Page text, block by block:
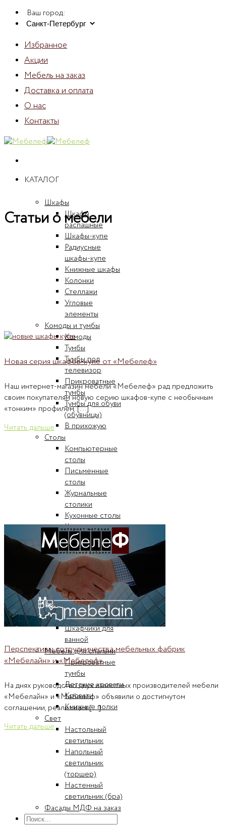
Skip
Ваш город:
Избранное
Акции
Мебель на заказ
Доставка и оплата
О нас
Контакты
КАТАЛОГ
Шкафы
Шкафы
распашные
Шкафы-купе
Радиусные
шкафы-купе
Книжные шкафы
Колонки
Стеллажи
Угловые
элементы
Комоды и тумбы
Комоды
Тумбы
Тумбы под
телевизор
Прикроватные
тумбы
Тумбы для обуви
(обувницы)
В прихожую
Столы
Компьютерные
столы
Письменные
столы
Журнальные
столики
Кухонные столы
Кухонные
наборы стол и
стулья
Столы-книжки
Прихожие
Стенки для гостиной
Мебель для ванной
Пеналы для
ванной
Шкафчики для
ванной
Мебель для спальни
Прикроватные
тумбы
Детские кровати
Кровати
Книжные полки
Свет
Настольный
светильник
Напольный
светильник
(торшер)
Настенный
светильник (бра)
Фасады МДФ на заказ
Искать:
Статьи о мебели
Новая серия шкафов-купе от «Мебелеф»
Наш интернет-магазин мебели «Мебелеф» рад предложить
своим покупателям новую серию шкафов-купе с необычным
«тонким» профилем. [...]
Читать дальше
Перспективы сотрудничества мебельных фабрик
«Мебелайн» и «Мебелеф»
На днях руководство двух известных производителей мебели
«Мебелайн» и «Мебелеф» объявили о достигнутом
соглашении, реализация [...]
Читать дальше